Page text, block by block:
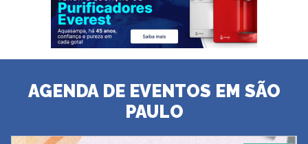
AGENDA DE EVENTOS EM SÃO
PAULO